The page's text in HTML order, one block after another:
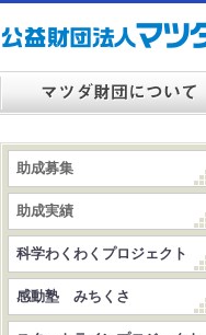
助成募集
助成実績
科学わくわくプロジェクト
感動塾 みちくさ